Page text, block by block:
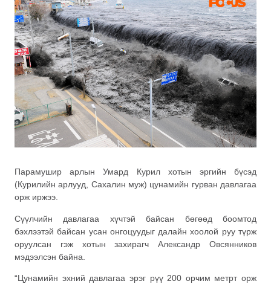
Парамушир арлын Умард Курил хотын эргийн бүсэд
(Курилийн арлууд, Сахалин муж) цунамийн гурван давлагаа
орж иржээ.
Сүүлчийн давлагаа хүчтэй байсан бөгөөд боомтод
бэхлээтэй байсан усан онгоцуудыг далайн хоолой руу түрж
оруулсан гэж хотын захирагч Александр Овсянников
мэдээлсэн байна.
“Цунамийн эхний давлагаа эрэг рүү 200 орчим метрт орж